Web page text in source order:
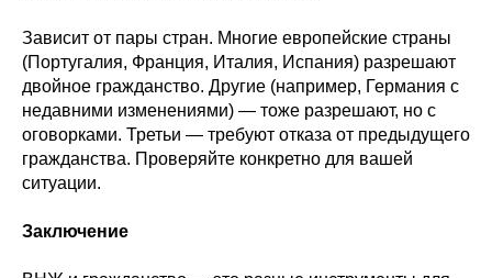
Зависит от пары стран. Многие европейские страны
(Португалия, Франция, Италия, Испания) разрешают
двойное гражданство. Другие (например, Германия с
недавними изменениями) — тоже разрешают, но с
оговорками. Третьи — требуют отказа от предыдущего
гражданства. Проверяйте конкретно для вашей
ситуации.
Заключение